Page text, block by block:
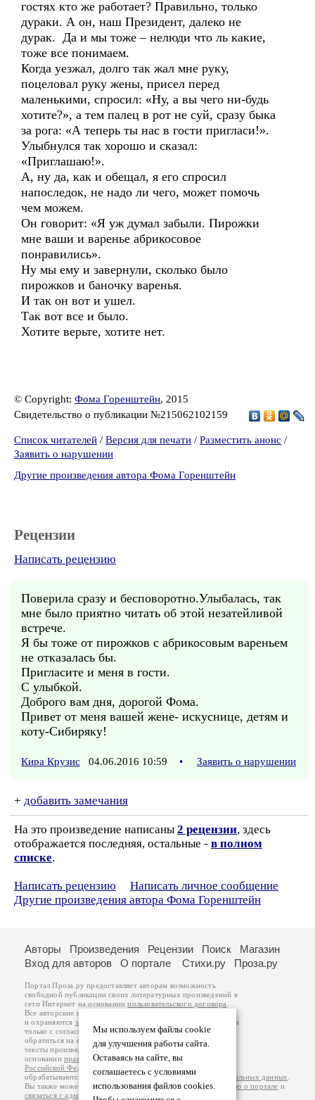
гостях кто же работает? Правильно, только
дураки. А он, наш Президент, далеко не
дурак. Да и мы тоже – нелюди что ль какие,
тоже все понимаем.
Когда уезжал, долго так жал мне руку,
поцеловал руку жены, присел перед
маленькими, спросил: «Ну, а вы чего ни-будь
хотите?», а тем палец в рот не суй, сразу быка
за рога: «А теперь ты нас в гости пригласи!».
Улыбнулся так хорошо и сказал:
«Приглашаю!».
А, ну да, как и обещал, я его спросил
напоследок, не надо ли чего, может помочь
чем можем.
Он говорит: «Я уж думал забыли. Пирожки
мне ваши и варенье абрикосовое
понравились».
Ну мы ему и завернули, сколько было
пирожков и баночку варенья.
И так он вот и ушел.
Так вот все и было.
Хотите верьте, хотите нет.
© Copyright: Фома Горенштейн, 2015
Свидетельство о публикации №215062102159
Список читателей / Версия для печати / Разместить анонс /
Заявить о нарушении
Другие произведения автора Фома Горенштейн
Рецензии
Написать рецензию
Поверила сразу и бесповоротно.Улыбалась, так
мне было приятно читать об этой незатейливой
встрече.
Я бы тоже от пирожков с абрикосовым вареньем
не отказалась бы.
Пригласите и меня в гости.
С улыбкой.
Доброго вам дня, дорогой Фома.
Привет от меня вашей жене- искуснице, детям и
коту-Сибиряку!
Кира Крузис 04.06.2016 10:59 • Заявить о нарушении
+ добавить замечания
На это произведение написаны 2 рецензии, здесь
отображается последняя, остальные - в полном
списке.
Написать рецензию
Написать личное сообщение
Другие произведения автора Фома Горенштейн
Мы используем файлы cookie
для улучшения работы сайта.
Оставаясь на сайте, вы
соглашаетесь с условиями
использования файлов cookies.
Авторы Произведения Рецензии Поиск
Магазин
Вход для авторов
О портале Стихи.ру Проза.ру
Портал Проза.ру предоставляет авторам возможность
свободной публикации своих литературных произведений в
сети Интернет на основаниипользовательского договора
Все авторские права на произведения принадлежат авторам
и охраняются законом
. Перепечатка произведений возможна
только с согласия его автора, к которому вы можете
обратиться на его авторской странице. Ответственность за
тексты произведений авторы несут самостоятельно на
основанииправил публикацииизаконодательства
Российской Федерации
обрабатываются на основанииПолитики обработки персональных данных
Вы также можете посмотреть более подробнуюинформацию о портале и
связаться с администрацией